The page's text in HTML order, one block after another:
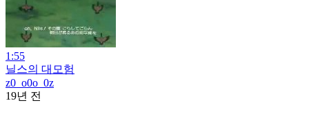
1:55
닐스의 대모험
z0_o0o_0z
19년 전